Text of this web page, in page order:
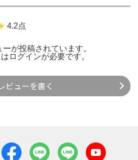
4.2点
が投稿されています。
ログインが必要です。
レビューを書く